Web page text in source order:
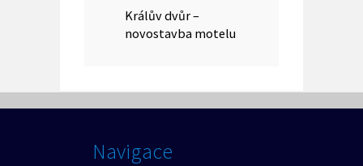
Králův dvůr –
novostavba motelu
Navigace